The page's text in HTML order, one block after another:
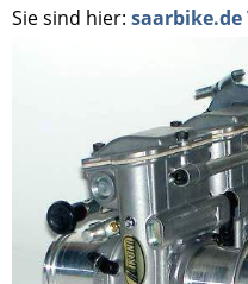
Sie sind hier: saarbike.de